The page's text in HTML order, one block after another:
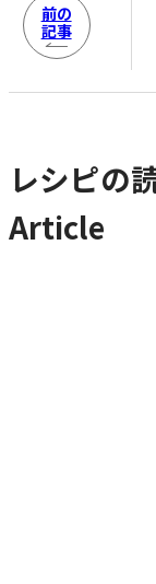
前の
記事
レシピの
Article